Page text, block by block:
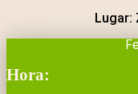
Lugar:
Hora: